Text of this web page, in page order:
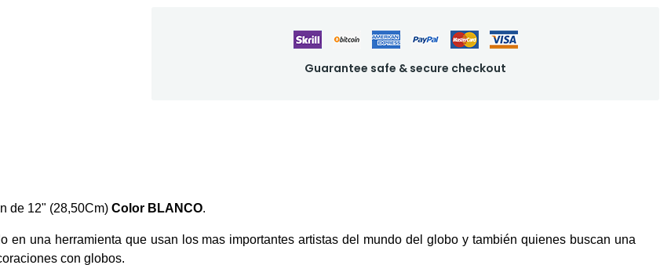
Guarantee safe & secure checkout
de 12" (28,50Cm) Color BLANCO.
en una herramienta que usan los mas importantes artistas del mundo del globo y también quienes buscan una
con globos.